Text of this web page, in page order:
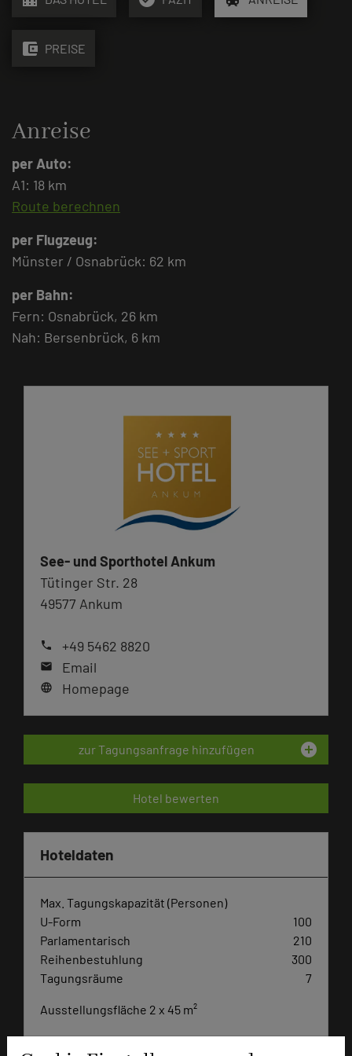
account_balance_wallet PREISE
Anreise
per Auto:
A1: 18 km
Route berechnen
per Flugzeug:
Münster / Osnabrück: 62 km
per Bahn:
Fern: Osnabrück, 26 km
Nah: Bersenbrück, 6 km
See- und Sporthotel Ankum
Tütinger Str. 28
49577 Ankum
phone +49 5462 8820
mail Email
language Homepage
zur Tagungsanfrage hinzufügen add_circle
Hotel bewerten
Hoteldaten
Max. Tagungskapazität (Personen)
U-Form
100
Parlamentarisch
210
Reihenbestuhlung
300
Tagungsräume
7
Ausstellungsfläche 2 x 45 m²
Zimmer
101